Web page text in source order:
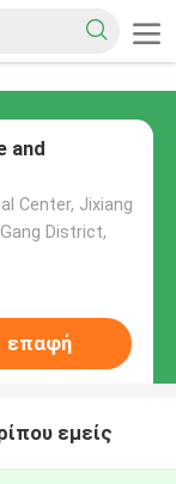
and
Center, Jixiang
District,
επαφή
εμείς